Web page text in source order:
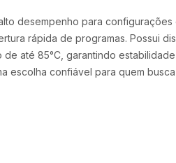
desempenho para
rápida de programas. Possui
até 85°C, garantindo estabilidade
escolha confiável para quem